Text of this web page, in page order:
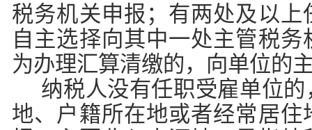
税务机关申报；有两处及以上
自主选择向其中一处主管税
为办理汇算清缴的，向单位的
纳税人没有任职受雇单位
地、户籍所在地或者经常居住